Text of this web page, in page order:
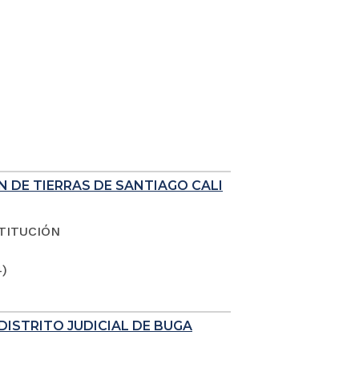
DE TIERRAS DE SANTIAGO CALI
JUDICIAL DE BUGA